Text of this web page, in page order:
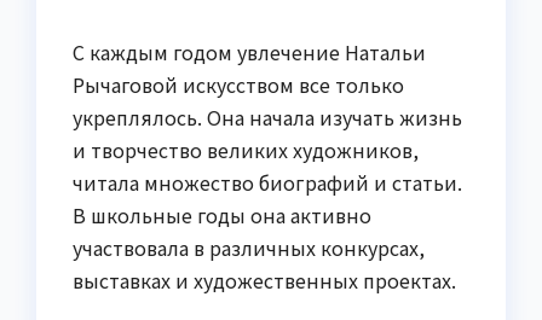
С каждым годом увлечение Натальи
Рычаговой искусством все только
укреплялось. Она начала изучать жизнь
и творчество великих художников,
читала множество биографий и статьи.
В школьные годы она активно
участвовала в различных конкурсах,
выставках и художественных проектах.